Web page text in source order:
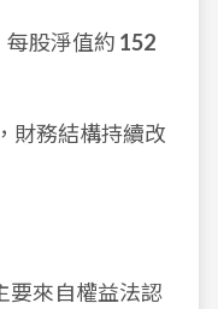
每股淨值約 152
，財務結構持續改
要來自權益法認